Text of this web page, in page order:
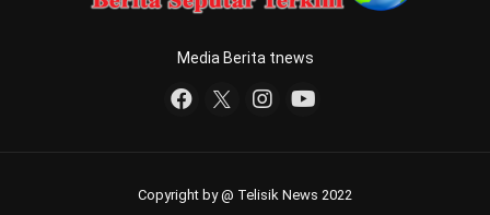
Media Berita tnews
Copyright by @ Telisik News 2022